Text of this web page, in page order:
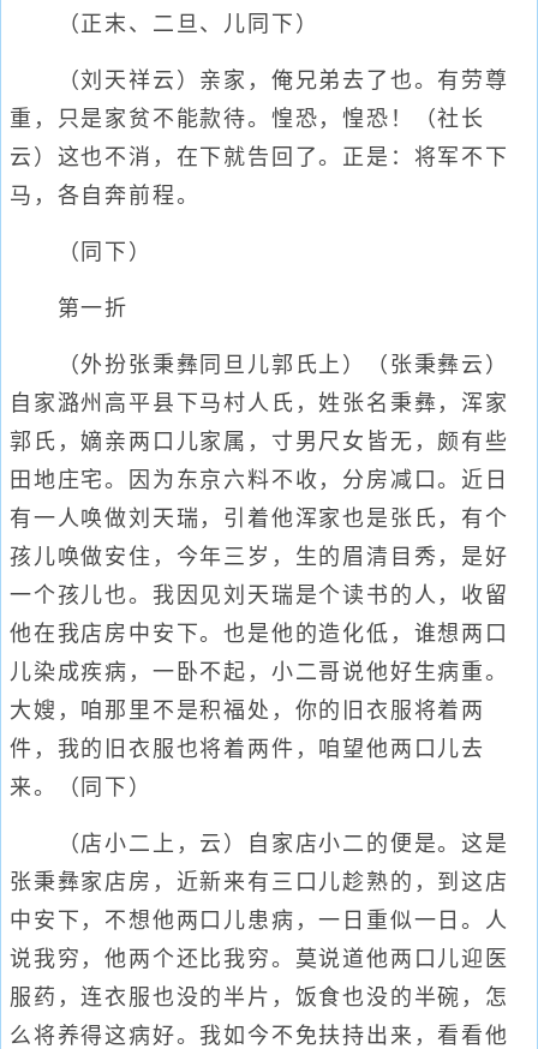
（正末、二旦、儿同下）
（刘天祥云）亲家，俺兄弟去了也。有劳尊
重，只是家贫不能款待。惶恐，惶恐！（社长
云）这也不消，在下就告回了。正是：将军不下
马，各自奔前程。
（同下）
第一折
（外扮张秉彝同旦儿郭氏上）（张秉彝云）
自家潞州高平县下马村人氏，姓张名秉彝，浑家
郭氏，嫡亲两口儿家属，寸男尺女皆无，颇有些
田地庄宅。因为东京六料不收，分房减口。近日
有一人唤做刘天瑞，引着他浑家也是张氏，有个
孩儿唤做安住，今年三岁，生的眉清目秀，是好
一个孩儿也。我因见刘天瑞是个读书的人，收留
他在我店房中安下。也是他的造化低，谁想两口
儿染成疾病，一卧不起，小二哥说他好生病重。
大嫂，咱那里不是积福处，你的旧衣服将着两
件，我的旧衣服也将着两件，咱望他两口儿去
来。（同下）
（店小二上，云）自家店小二的便是。这是
张秉彝家店房，近新来有三口儿趁熟的，到这店
中安下，不想他两口儿患病，一日重似一日。人
说我穷，他两个还比我穷。莫说道他两口儿迎医
服药，连衣服也没的半片，饭食也没的半碗，怎
么将养得这病好。我如今不免扶持出来，看看他